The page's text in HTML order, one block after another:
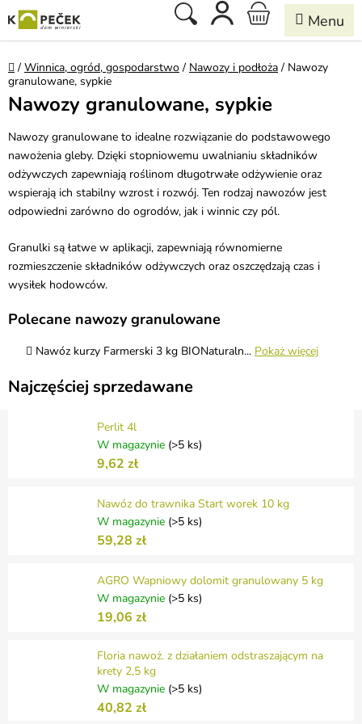
do
treści
Szukaj KOSZYK
Home
/ Winnica, ogród, gospodarstwo / Nawozy i podłoża / Nawozy
granulowane, sypkie
Nawozy granulowane, sypkie
Nawozy granulowane to idealne rozwiązanie do podstawowego
nawożenia gleby. Dzięki stopniowemu uwalnianiu składników
odżywczych zapewniają roślinom długotrwałe odżywienie oraz
wspierają ich stabilny wzrost i rozwój. Ten rodzaj nawozów jest
odpowiedni zarówno do ogrodów, jak i winnic czy pól.
Granulki są łatwe w aplikacji, zapewniają równomierne
rozmieszczenie składników odżywczych oraz oszczędzają czas i
wysiłek hodowców.
Polecane nawozy granulowane
Nawóz kurzy Farmerski 3 kg BIONaturaln... Pokaż więcej
Najczęściej sprzedawane
Perlit 4l
W magazynie (>5 ks)
9,62 zł
Nawóz do trawnika Start worek 10 kg
W magazynie (>5 ks)
59,28 zł
AGRO Wapniowy dolomit granulowany 5 kg
W magazynie (>5 ks)
19,06 zł
Floria nawoż. z działaniem odstraszającym na
krety 2,5 kg
W magazynie (>5 ks)
40,82 zł